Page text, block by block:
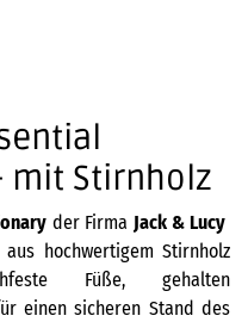
mit Stirnholz
der Firma Jack & Lucy
hochwertigem Stirnholz
Füße, gehalten
einen sicheren Stand des